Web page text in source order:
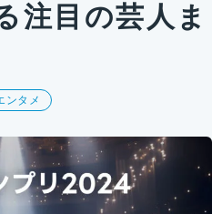
注目の芸人ま
ンタメ